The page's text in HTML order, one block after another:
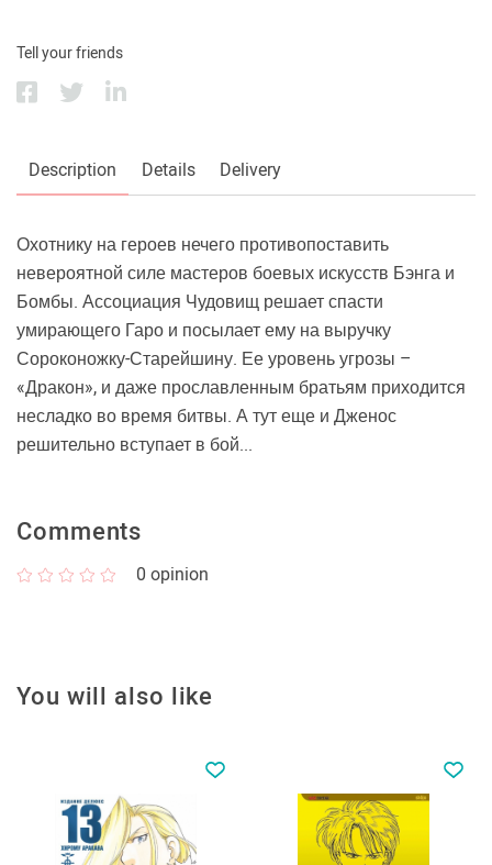
Tell your friends
Description Details Delivery
Охотнику на героев нечего противопоставить
невероятной силе мастеров боевых искусств Бэнга и
Бомбы. Ассоциация Чудовищ решает спасти
умирающего Гаро и посылает ему на выручку
Сороконожку-Старейшину. Ее уровень угрозы –
«Дракон», и даже прославленным братьям приходится
несладко во время битвы. А тут еще и Дженос
решительно вступает в бой...
Comments
0 opinion
You will also like